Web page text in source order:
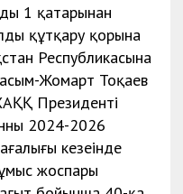
1 қаңтарынан
құтқару қорына
Республикасына
Жомарт Тоқаев
Президенті
2024-2026
кезеңінде
жоспары